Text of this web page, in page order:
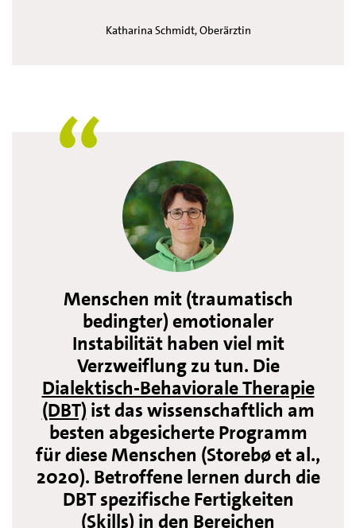
Katharina Schmidt, Oberärztin
Menschen mit (traumatisch
bedingter) emotionaler
Instabilität haben viel mit
Verzweiflung zu tun. Die
Dialektisch-Behaviorale Therapie
(DBT)ist das wissenschaftlich am
besten abgesicherte Programm
für diese Menschen (Storebø et al.,
2020). Betroffene lernen durch die
DBT spezifische Fertigkeiten
(Skills) in den Bereichen